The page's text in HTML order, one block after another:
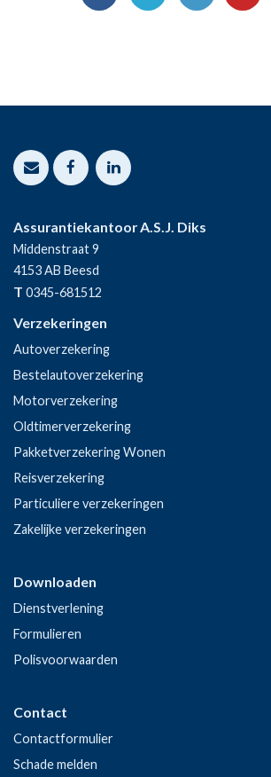
Assurantiekantoor A.S.J. Diks
Middenstraat 9
4153 AB Beesd
T 0345-681512
Verzekeringen
Autoverzekering
Bestelautoverzekering
Motorverzekering
Oldtimerverzekering
Pakketverzekering Wonen
Reisverzekering
Particuliere verzekeringen
Zakelijke verzekeringen
Downloaden
Dienstverlening
Formulieren
Polisvoorwaarden
Contact
Contactformulier
Schade melden